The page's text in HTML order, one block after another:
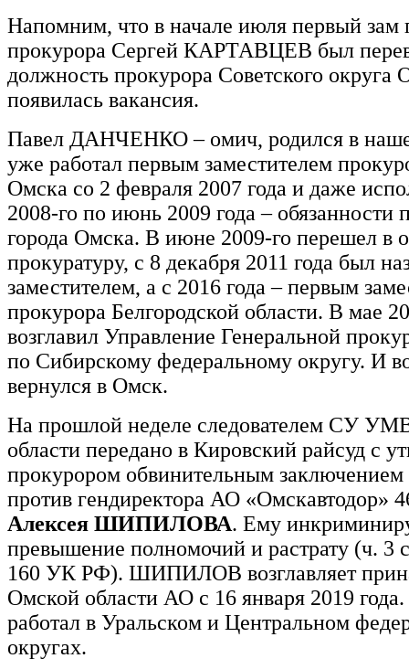
Напомним, что в начале июля первый зам
прокурора Сергей КАРТАВЦЕВ был
должность прокурора Советского округа
появилась вакансия.
Павел ДАНЧЕНКО – омич, родился в
уже работал первым заместителем
Омска со 2 февраля 2007 года и даже
2008-го по июнь 2009 года – обязанности
города Омска. В июне 2009-го перешел в
прокуратуру, с 8 декабря 2011 года был
заместителем, а с 2016 года – первым
прокурора Белгородской области. В мае
возглавил Управление Генеральной
по Сибирскому федеральному округу. И
вернулся в Омск.
На прошлой неделе следователем СУ
области передано в Кировский райсуд с
прокурором обвинительным заключением
против гендиректора АО «Омскавтодор»
Алексея ШИПИЛОВА. Ему
превышение полномочий и растрату (ч. 3
160 УК РФ). ШИПИЛОВ возглавляет
Омской области АО с 16 января 2019
работал в Уральском и Центральном
округах.